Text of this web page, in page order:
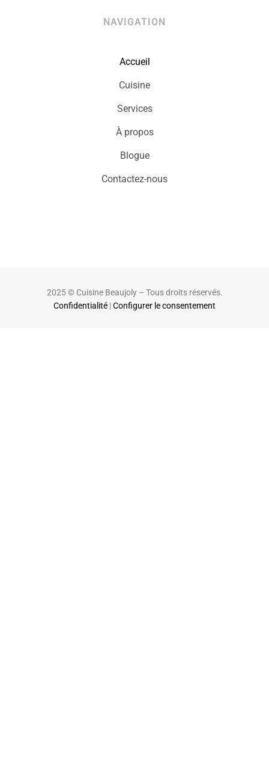
NAVIGATION
Accueil
Cuisine
Services
À propos
Blogue
Contactez-nous
2025 © Cuisine Beaujoly – Tous droits réservés.
Confidentialité |Configurer le consentement